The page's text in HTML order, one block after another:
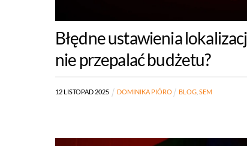
Błędne ustawienia
nie przepalać budżetu?
12 LISTOPAD 2025 DOMINIKA PIÓRO BLOG, SEM